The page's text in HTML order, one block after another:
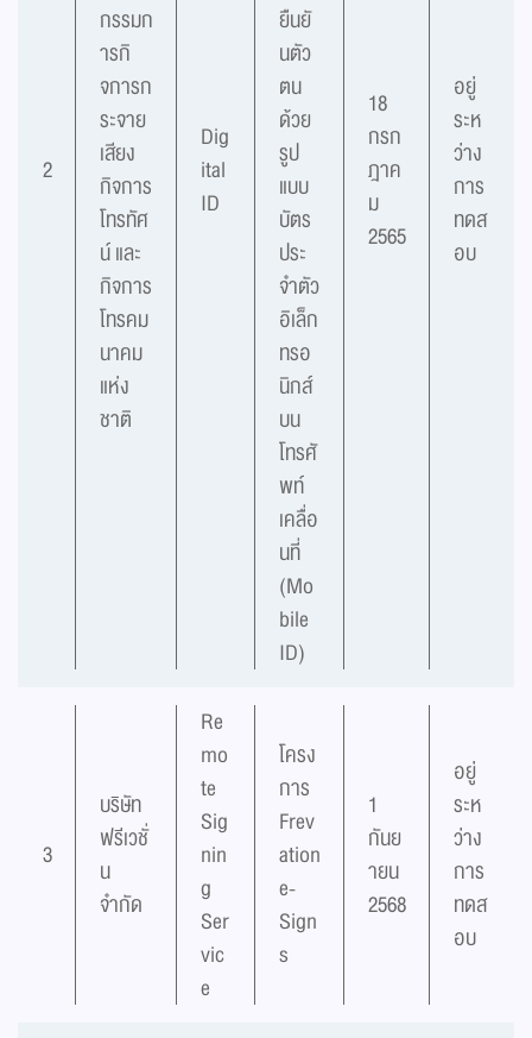
2
กรรมก
ารกิ
จการก
ระจาย
เสียง
กิจการ
โทรทัศ
น์ และ
กิจการ
โทรคม
นาคม
แห่ง
ชาติ
Dig
ital
ID
ยืนยั
นตัว
ตน
ด้วย
รูป
แบบ
บัตร
ประ
จำตัว
อิเล็ก
ทรอ
นิกส์
บน
โทรศั
พท์
เคลื่อ
นที่
(Mo
bile
ID)
18
กรก
ฎาค
ม
2565
อยู่
ระห
ว่าง
การ
ทดส
อบ
3
บริษัท
ฟรีเวชั่
น
จำกัด
Re
mo
te
Sig
nin
g
Ser
vic
e
โครง
การ
Frev
ation
e-
Sign
s
1
กันย
ายน
2568
อยู่
ระห
ว่าง
การ
ทดส
อบ